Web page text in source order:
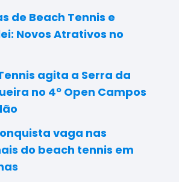
de Beach Tennis e
Novos Atrativos no
agita a Serra da
no 4º Open Campos
vaga nas
do beach tennis em